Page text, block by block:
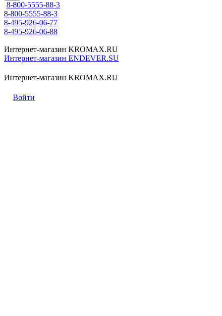
8-800-5555-88-3
8-800-5555-88-3
8-495-926-06-77
8-495-926-06-88
Интернет-магазин KROMAX.RU
Интернет-магазин ENDEVER.SU
Интернет-магазин KROMAX.RU
Войти